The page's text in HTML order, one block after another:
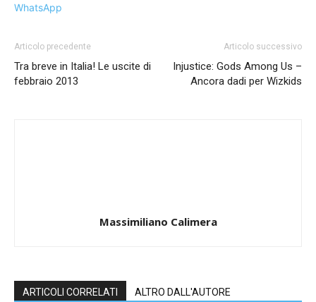
WhatsApp
Articolo precedente
Tra breve in Italia! Le uscite di
febbraio 2013
Articolo successivo
Injustice: Gods Among Us –
Ancora dadi per Wizkids
Massimiliano Calimera
ARTICOLI CORRELATI ALTRO DALL'AUTORE